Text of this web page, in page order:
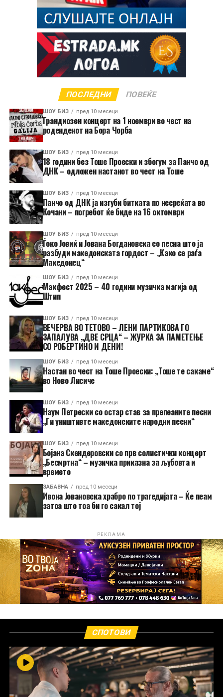
ПОСЛЕДНИ ПОВЕЌЕ
ШОУ БИЗ пред 10 месеци
Грандиозен концерт на 1 ноември во чест на
роденденот на Бора Чорба
ШОУ БИЗ пред 10 месеци
18 години без Тоше Проески и збогум за Панчо од
ДНК – одложен настанот во чест на Тоше
ШОУ БИЗ пред 10 месеци
Панчо од ДНК ја изгуби битката по несреќата во
Кочани – погребот ќе биде на 16 октомври
ШОУ БИЗ пред 10 месеци
Ѓоко Јовиќ и Јована Богдановска со песна што ја
разбуди македонската гордост – „Како се раѓа
Македонец“
ШОУ БИЗ пред 10 месеци
Макфест 2025 – 40 години музичка магија од
Штип
ШОУ БИЗ пред 10 месеци
ВЕЧЕРВА ВО ТЕТОВО – ЛЕНИ ПАРТИКОВА ГО
ЗАПАЛУВА „ДВЕ СРЦА“ – ЖУРКА ЗА ПАМЕТЕЊЕ
СО РОБЕРТИНО И ДЕНИ!
ШОУ БИЗ пред 10 месеци
Настан во чест на Тоше Проески: „Тоше те сакаме“
во Ново Лисиче
ШОУ БИЗ пред 10 месеци
Наум Петрески со остар став за препеаните песни
„Ги уништивте македонските народни песни“
ШОУ БИЗ пред 10 месеци
Бојана Скендеровски со прв солистички концерт
„Бесмртна“ – музичка приказна за љубовта и
времето
ЗАБАВНА пред 10 месеци
Ивона Јовановска храбро по трагедијата – Ќе пеам
затоа што тоа би го сакал тој
РЕКЛАМА
СПОТОВИ